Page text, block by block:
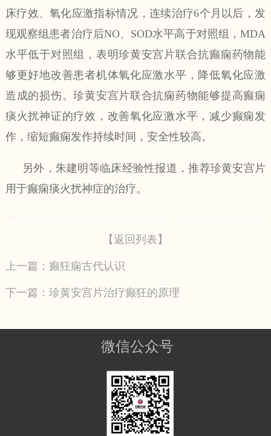
床疗效、氧化应激指标情况，连续治疗6个月以后，发
现观察组患者治疗后NO、 SOD水平高于对照组，MDA
水平低于对照组，表明珍黄安宫片联合抗癫痫药物能
够更好地改善患者机体氧化应激水平，降低氧化应激
造成的损伤。珍黄安宫片联合抗痫药物能够提高癫痫
痰火扰神证的疗效，改善氧化应激水平，减少癫痫发
作，缩短癫痫发作持续时间，安全性较高。
另外，朱建明等临床经验性报道，推荐珍黄安宫片
用于癫痫痰火扰神症的治疗。
【返回列表】
上一篇：癫狂痫古代认识
下一篇：珍黄安宫片治疗癫狂的原理
微信公众号